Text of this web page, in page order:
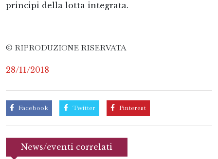
principi della lotta integrata.
© RIPRODUZIONE RISERVATA
28/11/2018
Facebook Twitter Pinterest
News/eventi correlati